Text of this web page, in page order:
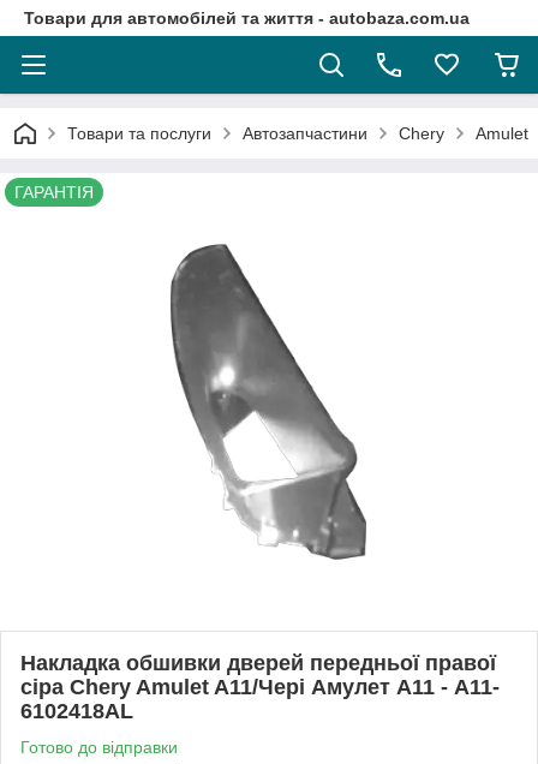
Товари для автомобілей та життя - autobaza.com.ua
Товари та послуги Автозапчастини Chery Amulet
ГАРАНТІЯ
Накладка обшивки дверей передньої правої
сіра Chery Amulet A11/Чері Амулет А11 - A11-
6102418AL
Готово до відправки